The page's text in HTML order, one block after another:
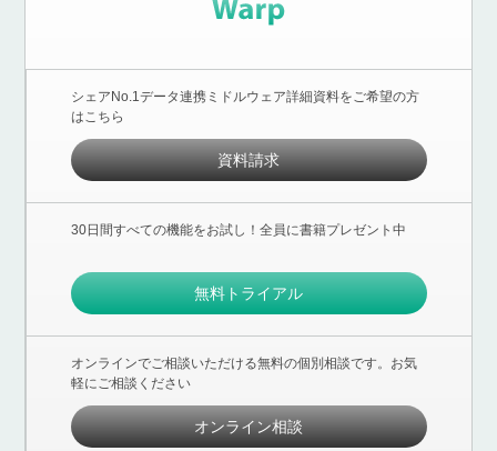
シェアNo.1データ連携ミドルウェア詳細資料をご希望の方
はこちら
資料請求
30日間すべての機能をお試し！全員に書籍プレゼント中
無料トライアル
オンラインでご相談いただける無料の個別相談です。お気
軽にご相談ください
オンライン相談